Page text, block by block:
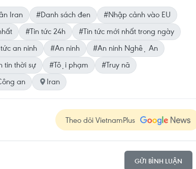
Iran #Danh sách đen
#Nhập cảnh vào EU
#Tin tức 24h
#Tin tức mới nhất trong ngày
an ninh #An ninh
#An ninh Nghệ An
tin thời sự #Tội phạm
#Truy nã
an Iran
Theo dõi VietnamPlus
GỬI BÌNH LUẬN